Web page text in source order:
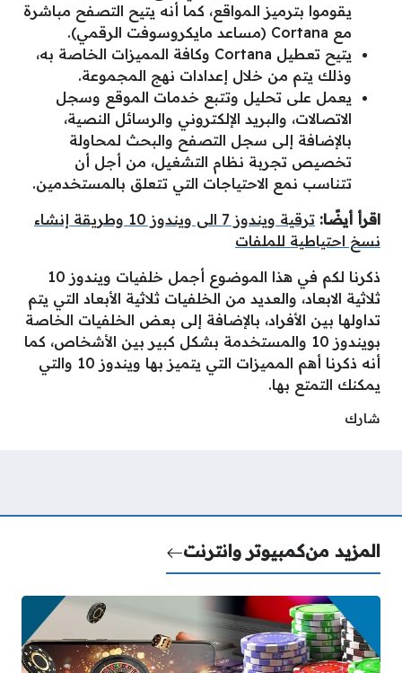
يقوموا بترميز المواقع، كما أنه يتيح التصفح مباشرة
مع Cortana (مساعد مايكروسوفت الرقمي).
يتيح تعطيل Cortana وكافة المميزات الخاصة به،
وذلك يتم من خلال إعدادات نهج المجموعة.
يعمل على تحليل وتتبع خدمات الموقع وسجل
الاتصالات، والبريد الإلكتروني والرسائل النصية،
بالإضافة إلى سجل التصفح والبحث لمحاولة
تخصيص تجربة نظام التشغيل، من أجل أن
تتناسب نمع الاحتياجات التي تتعلق بالمستخدمين.
اقرأ أيضًا:
ترقية ويندوز 7 الى ويندوز 10 وطريقة إنشاء
نسخ احتياطية للملفات
ذكرنا لكم في هذا الموضوع أجمل خلفيات ويندوز 10
ثلاثية الابعاد، والعديد من الخلفيات ثلاثية الأبعاد التي يتم
تداولها بين الأفراد، بالإضافة إلى بعض الخلفيات الخاصة
بويندوز 10 والمستخدمة بشكل كبير بين الأشخاص، كما
أنه ذكرنا أهم المميزات التي يتميز بها ويندوز 10 والتي
يمكنك التمتع بها.
شارك
المزيد منكمبيوتر وانترنت